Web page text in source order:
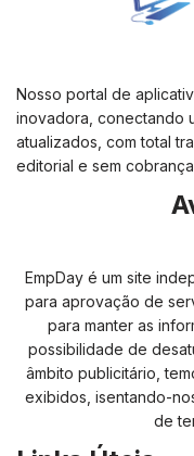
Nosso portal de
inovadora, conectando
atualizados, com total
editorial e sem
EmpDay é um site
para aprovação de
para manter as
possibilidade de
âmbito publicitário,
exibidos, isentando-
de